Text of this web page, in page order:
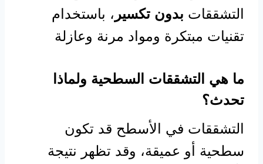
التشققات بدون تكسير ، باستخدام
تقنيات مبتكرة ومواد مرنة وعازلة
ما هي التشققات السطحية ولماذا
تحدث؟
التشققات في الأسطح قد تكون
سطحية أو عميقة، وقد تظهر نتيجة